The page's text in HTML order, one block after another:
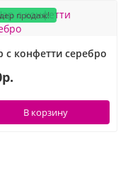
продаж!
с конфетти серебро
В корзину